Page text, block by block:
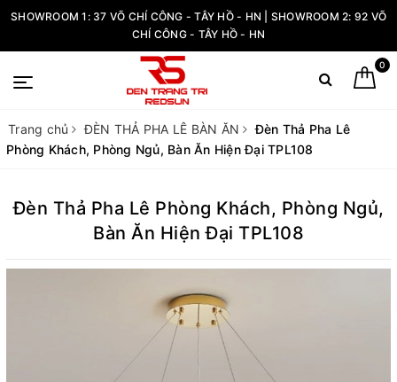
SHOWROOM 1: 37 VÕ CHÍ CÔNG - TÂY HỒ - HN | SHOWROOM 2: 92 VÕ
CHÍ CÔNG - TÂY HỒ - HN
0
Trang chủ ĐÈN THẢ PHA LÊ BÀN ĂN
Đèn Thả Pha Lê
Phòng Khách, Phòng Ngủ, Bàn Ăn Hiện Đại TPL108
Đèn Thả Pha Lê Phòng Khách, Phòng Ngủ,
Bàn Ăn Hiện Đại TPL108